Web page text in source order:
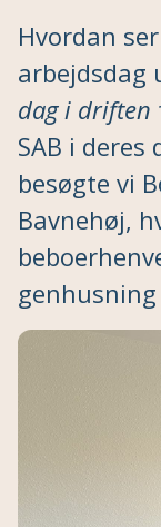
Hvordan
arbejdsdag
dag i driften
SAB i deres
besøgte vi
Bavnehøj,